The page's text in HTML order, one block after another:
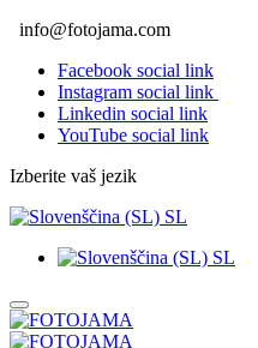
info@fotojama.com
Facebook social link
Instagram social link
Linkedin social link
YouTube social link
Izberite vaš jezik
SL
SL